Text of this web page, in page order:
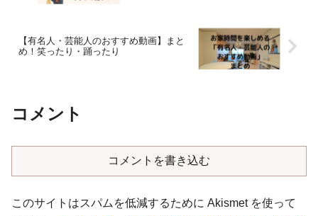
【有名人・芸能人のおすすめ動画】まと
め！笑ったり・踊ったり
コメント
コメントを書き込む
このサイトはスパムを低減するために Akismet を使って